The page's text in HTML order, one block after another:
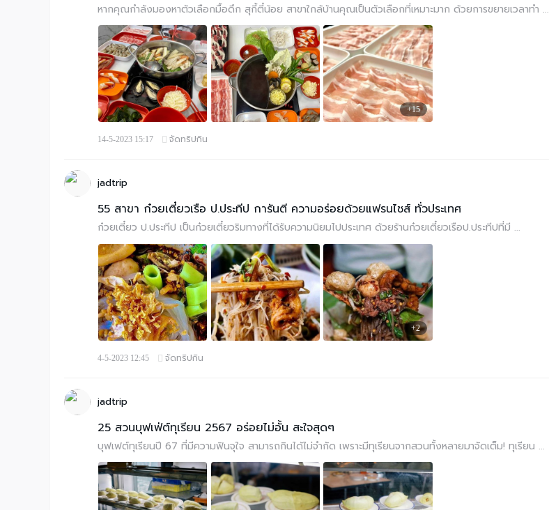
หากคุณกำลังมองหาตัวเลือกมื้อดึก สุกี้ตี๋น้อย สาขาใกล้บ้านคุณเป็นตัวเลือกที่เหมาะมาก ด้วยการขยายเวลาทำ ...
+15
14-5-2023 15:17 จัดทริปกิน
jadtrip
55 สาขา ก๋วยเตี๋ยวเรือ ป.ประทีป การันตี ความอร่อยด้วยแฟรนไชส์ ทั่วประเทศ
ก๋วยเตี๋ยว ป.ประทีป เป็นก๋วยเตี๋ยวริมทางที่ได้รับความนิยมไปประเทศ ด้วยร้านก๋วยเตี๋ยวเรือป.ประทีปที่มี ...
+2
4-5-2023 12:45 จัดทริปกิน
jadtrip
25 สวนบุฟเฟ่ต์ทุเรียน 2567 อร่อยไม่อั้น สะใจสุดๆ
บุฟเฟต์ทุเรียนปี 67 ที่มีความฟินจุใจ สามารถกินได้ไม่จำกัด เพราะมีทุเรียนจากสวนทั้งหลายมาจัดเต็ม! ทุเรียน ...